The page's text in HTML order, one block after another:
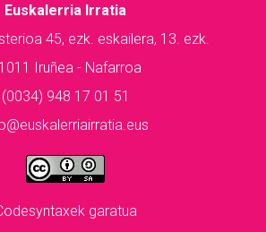
Euskalerria Irratia
45, ezk. eskailera, 13. ezk.
Iruñea - Nafarroa
(0034) 948 17 01 51
garatua